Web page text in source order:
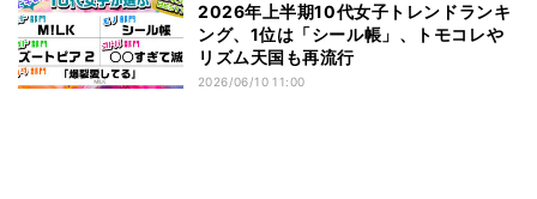
2026年上半期10代女子トレンドランキ
ング、1位は「シール帳」、トモコレや
リズム天国も再流行
2026/06/10 11:00